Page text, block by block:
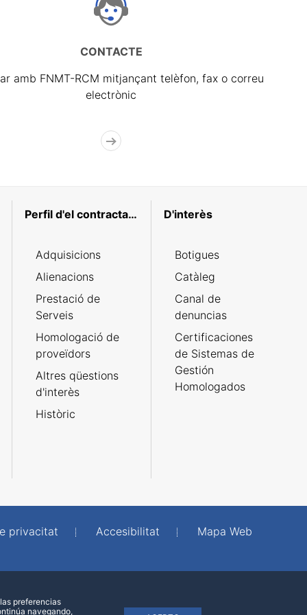
CONTACTE
amb FNMT-RCM mitjançant telèfon, fax o correu
electrònic
Perfil d'el contractant
Adquisicions
Alienacions
Prestació de
Serveis
Homologació de
proveïdors
Altres qüestions
d'interès
Històric
D'interès
Botigues
Catàleg
Canal de
denuncias
Certificaciones
de Sistemas de
Gestión
Homologados
privacitat Accesibilitat
Mapa Web
preferencias
navegando,